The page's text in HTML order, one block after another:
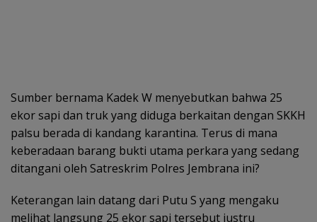
Sumber bernama Kadek W menyebutkan bahwa 25
ekor sapi dan truk yang diduga berkaitan dengan SKKH
palsu berada di kandang karantina. Terus di mana
keberadaan barang bukti utama perkara yang sedang
ditangani oleh Satreskrim Polres Jembrana ini?
Keterangan lain datang dari Putu S yang mengaku
melihat langsung 25 ekor sapi tersebut justru